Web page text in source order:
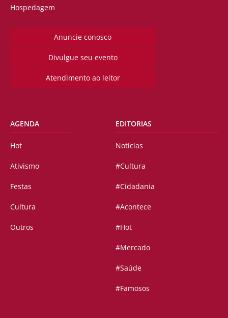
Hospedagem
Anuncie conosco
Divulgue seu evento
Atendimento ao leitor
AGENDA
Hot
Ativismo
Festas
Cultura
Outros
EDITORIAS
Notícias
#Cultura
#Cidadania
#Acontece
#Hot
#Mercado
#Saúde
#Famosos